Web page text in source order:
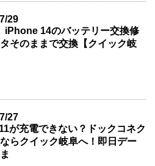
29
iPhone 14のバッテリー交換修
そのままで交換【クイック岐
27
が充電できない？ドックコネク
らクイック岐阜へ！即日デー